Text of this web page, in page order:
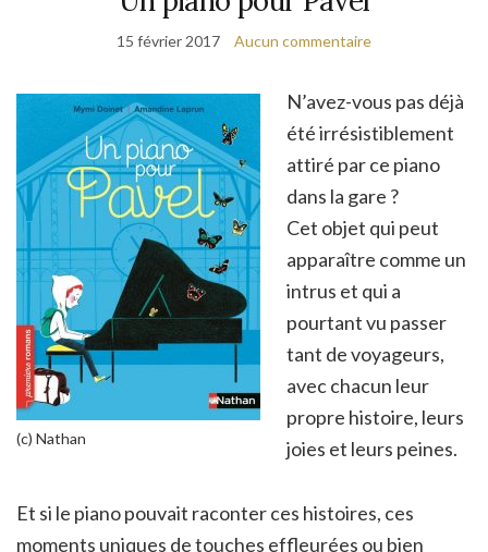
15 février 2017 Aucun commentaire
(c) Nathan
N’avez-vous pas déjà
été irrésistiblement
attiré par ce piano
dans la gare ?
Cet objet qui peut
apparaître comme un
intrus et qui a
pourtant vu passer
tant de voyageurs,
avec chacun leur
propre histoire, leurs
joies et leurs peines.
Et si le piano pouvait raconter ces histoires, ces
moments uniques de touches effleurées ou bien